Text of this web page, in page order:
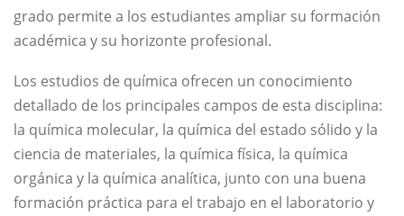
grado permite a los estudiantes ampliar su formación
académica y su horizonte profesional.
Los estudios de química ofrecen un conocimiento
detallado de los principales campos de esta disciplina:
la química molecular, la química del estado sólido y la
ciencia de materiales, la química física, la química
orgánica y la química analítica, junto con una buena
formación práctica para el trabajo en el laboratorio y